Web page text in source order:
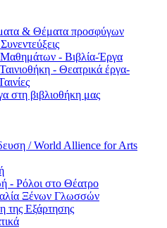
& Θέματα προσφύγων
Μαθημάτων - Βιβλία-Έργα
- Θεατρικά έργα-
στη βιβλιοθήκη μας
/ World Allience for Arts
- Ρόλοι στο Θέατρο
Ξένων Γλωσσών
Εξάρτησης